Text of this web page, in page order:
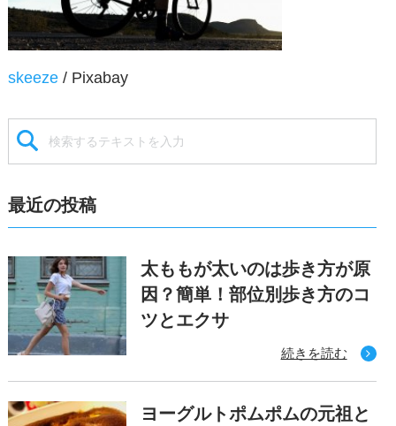
skeeze/ Pixabay
最近の投稿
太ももが太いのは歩き方が原
因？簡単！部位別歩き方のコ
ツとエクサ
続きを読む
ヨーグルトポムポムの元祖と